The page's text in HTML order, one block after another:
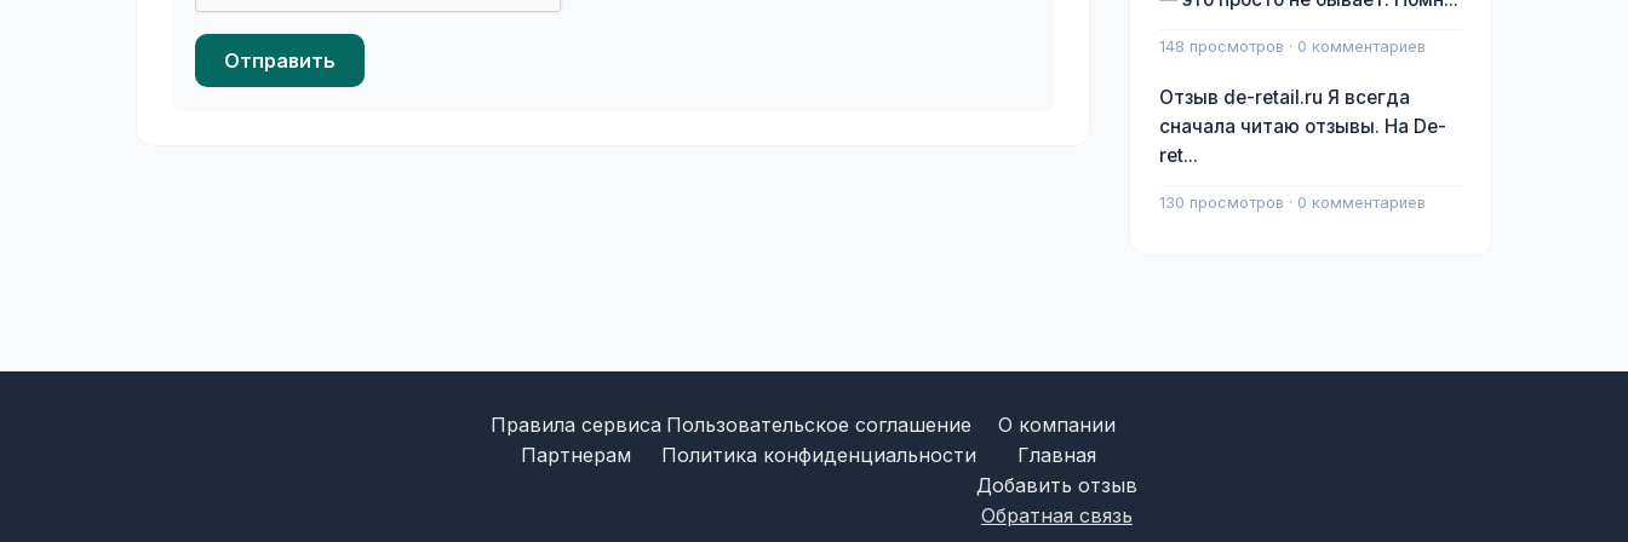
Отправить
148 просмотров · 0 комментариев
Отзыв de-retail.ru Я всегда
сначала читаю отзывы. На De-
ret...
130 просмотров · 0 комментариев
Правила сервиса
Партнерам
Пользовательское соглашение
Политика конфиденциальности
О компании
Главная
Добавить отзыв
Обратная связь